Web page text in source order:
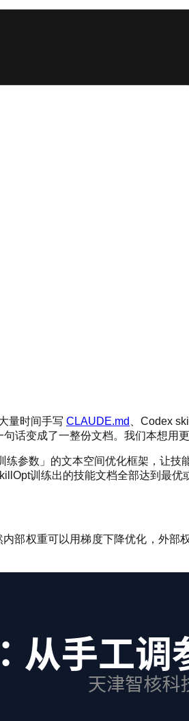
量时间手写 CLAUDE.md
、Codex
变成了一整份文档。我们本想用
参数」的文本空间优化框架，让
训练出的技能文档全部达到最优
部权重可以用梯度下降优化，外